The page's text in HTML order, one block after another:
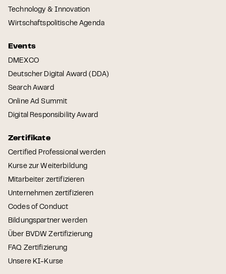
Technology & Innovation
Wirtschaftspolitische Agenda
Events
DMEXCO
Deutscher Digital Award (DDA)
Search Award
Online Ad Summit
Digital Responsibility Award
Zertifikate
Certified Professional werden
Kurse zur Weiterbildung
Mitarbeiter zertifizieren
Unternehmen zertifizieren
Codes of Conduct
Bildungspartner werden
Über BVDW Zertifizierung
FAQ Zertifizierung
Unsere KI-Kurse